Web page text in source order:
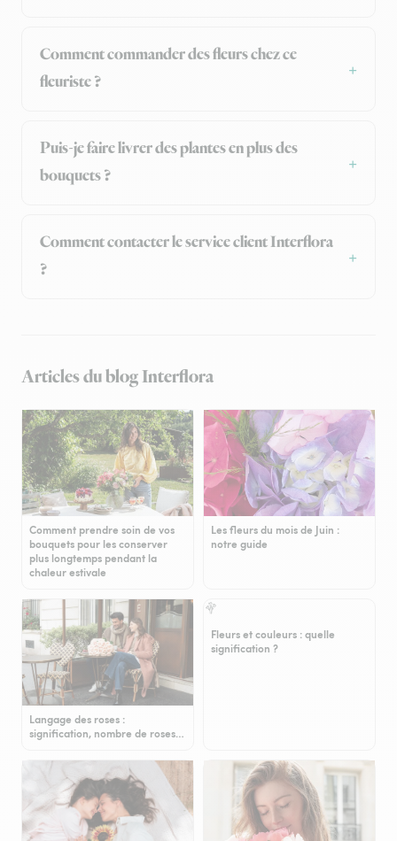
Comment commander des fleurs chez ce
fleuriste ?
Puis-je faire livrer des plantes en plus des
bouquets ?
Comment contacter le service client Interflora
?
Articles du blog Interflora
Comment prendre soin de vos
bouquets pour les conserver
plus longtemps pendant la
chaleur estivale
Les fleurs du mois de Juin :
notre guide
Langage des roses :
signification, nombre de roses…
Fleurs et couleurs : quelle
signification ?